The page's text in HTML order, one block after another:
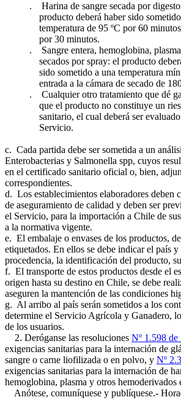
. Harina de sangre secada por
producto deberá haber sido sometido
temperatura de 95 ºC por 60 minutos
por 30 minutos.
. Sangre entera, hemoglobina, plasma
secados por spray: el producto
sido sometido a una temperatura
entrada a la cámara de secado de 180
. Cualquier otro tratamiento que dé
que el producto no constituye un
sanitario, el cual deberá ser evaluado
Servicio.
c. Cada partida debe ser sometida a un
Enterobacterias y Salmonella spp, cuyos
en el certificado sanitario oficial o, bien,
correspondientes.
d. Los establecimientos elaboradores deben
de aseguramiento de calidad y deben ser
el Servicio, para la importación a Chile de
a la normativa vigente.
e. El embalaje o envases de los productos,
etiquetados. En ellos se debe indicar el país
procedencia, la identificación del producto,
f. El transporte de estos productos desde el
origen hasta su destino en Chile, se debe
aseguren la mantención de las condiciones
g. Al arribo al país serán sometidos a los
determine el Servicio Agrícola y Ganadero,
de los usuarios.
2. Deróganse las resoluciones Nº 1.598 de
exigencias sanitarias para la internación de
sangre o carne liofilizada o en polvo, y Nº
exigencias sanitarias para la internación de
hemoglobina, plasma y otros hemoderivados
Anótese, comuníquese y publíquese.-